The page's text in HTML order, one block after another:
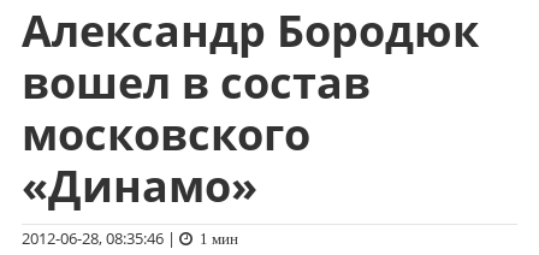
Перейти
содержимому
Александр Бородюк
вошел в состав
московского
«Динамо»
2012-06-28, 08:35:46| 1 мин